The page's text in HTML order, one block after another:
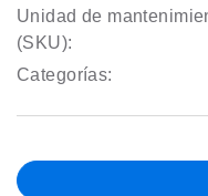
Unidad de
(SKU):
Categorías: